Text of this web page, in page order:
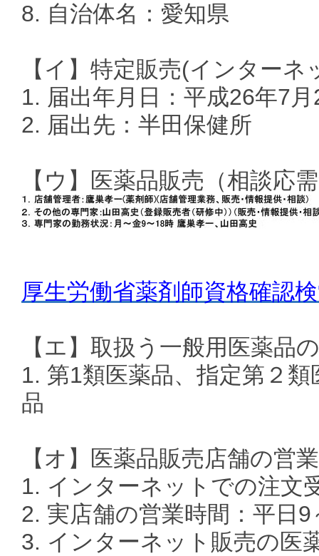
8. 自治体名：愛知県
【イ】特定販売(インター
1. 届出年月日：平成26年7
2. 届出先：半田保健所
【ウ】医薬品販売（相談応
厚生労働省薬剤師資格確認
【エ】取扱う一般用医薬品
1. 第1類医薬品、指定第２
品
【オ】医薬品販売店舗の営
1. インターネットでの注文
2. 実店舗の営業時間：平日9
3. インターネット販売の医